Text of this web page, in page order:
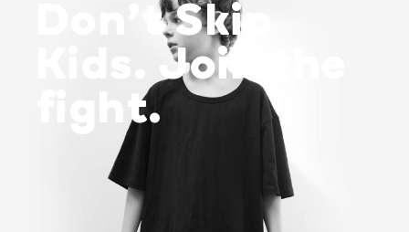
Don’t Skip
Kids. Join the
fight.